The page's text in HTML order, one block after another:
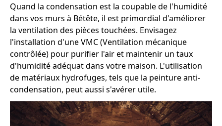
Quand la condensation est la coupable de l'humidité
dans vos murs à Bétête, il est primordial d'améliorer
la ventilation des pièces touchées. Envisagez
l'installation d'une VMC (Ventilation mécanique
contrôlée) pour purifier l'air et maintenir un taux
d'humidité adéquat dans votre maison. L'utilisation
de matériaux hydrofuges, tels que la peinture anti-
condensation, peut aussi s'avérer utile.